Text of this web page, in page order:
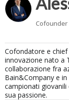
Cofounder
Cofondatore e
innovazione nato a
collaborazione fra
Bain&Company e
campionati giovanili
sua passione.